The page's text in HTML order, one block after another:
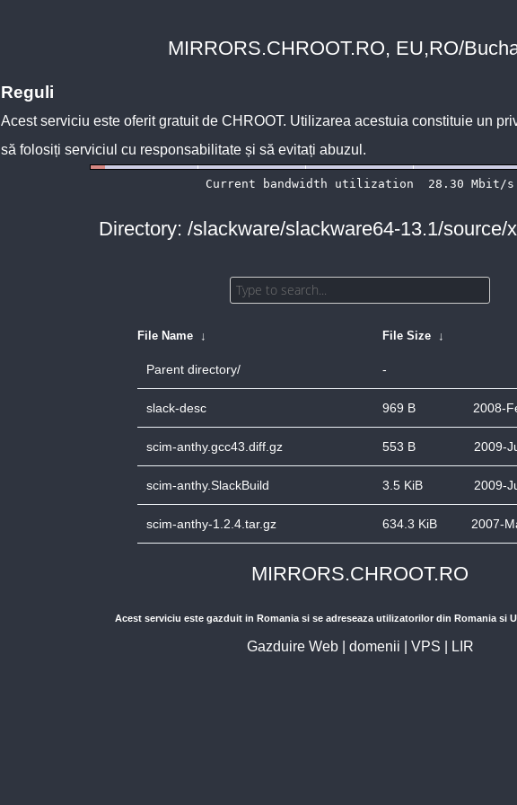
MIRRORS.CHROOT.RO, EU,RO/
Reguli
Acest serviciu este oferit gratuit de CHROOT. Utilizarea acestuia constituie un
să folosiți serviciul cu responsabilitate și să evitați abuzul.
Directory: /slackware/slackware64-13.1/source/
File Name ↓ File Size ↓
Parent directory/ -
slack-desc 969 B 2008-
scim-anthy.gcc43.diff.gz 553 B 2009-
scim-anthy.SlackBuild 3.5 KiB 2009-
scim-anthy-1.2.4.tar.gz 634.3 KiB 2007-
MIRRORS.CHROOT.RO
Acest serviciu este gazduit in Romania si se adreseaza utilizatorilor din Romania si
Gazduire Web| domenii VPS LIR